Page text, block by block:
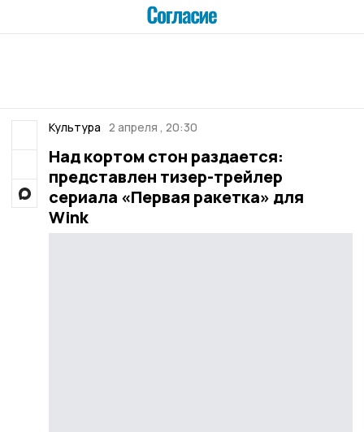
Культура 2 апреля , 20:30
Над кортом стон раздается:
представлен тизер-трейлер
сериала «Первая ракетка» для
Wink